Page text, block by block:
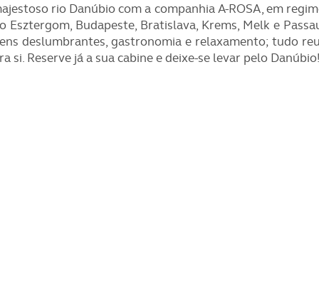
rio Danúbio com a companhia A-ROSA, em
Budapeste, Bratislava, Krems, Melk e
deslumbrantes, gastronomia e relaxamento; tudo
Reserve já a sua cabine e deixe-se levar pelo Danúbio!